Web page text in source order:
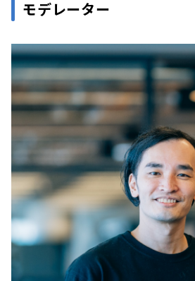
モデレーター